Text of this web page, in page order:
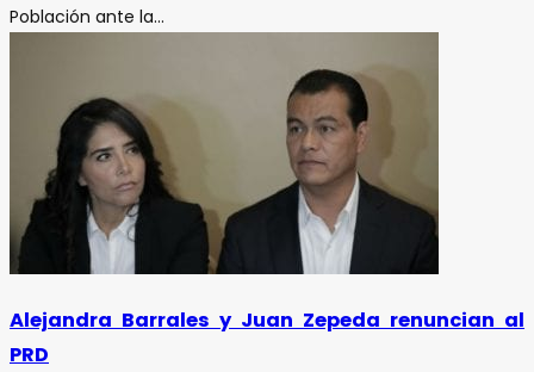
Población ante la...
Alejandra Barrales y Juan Zepeda renuncian al
PRD